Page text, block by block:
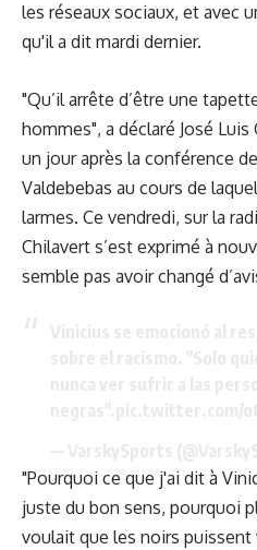
les réseaux sociaux, et avec
qu'il a dit mardi dernier.
"Qu’il arrête d’être une
hommes", a déclaré José
un jour après la conférence
Valdebebas au cours de
larmes. Ce vendredi, sur la
Chilavert s’est exprimé à
semble pas avoir changé
"Pourquoi ce que j'ai dit à
juste du bon sens, pourquoi
voulait que les noirs